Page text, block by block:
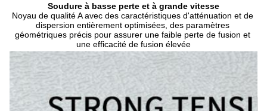
Soudure à basse perte et à grande vitesse
Noyau de qualité A avec des caractéristiques d'atténuation et de
dispersion entièrement optimisées, des paramètres
géométriques précis pour assurer une faible perte de fusion et
une efficacité de fusion élevée